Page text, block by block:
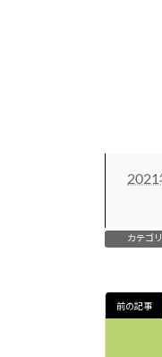
カテゴ
前の記事